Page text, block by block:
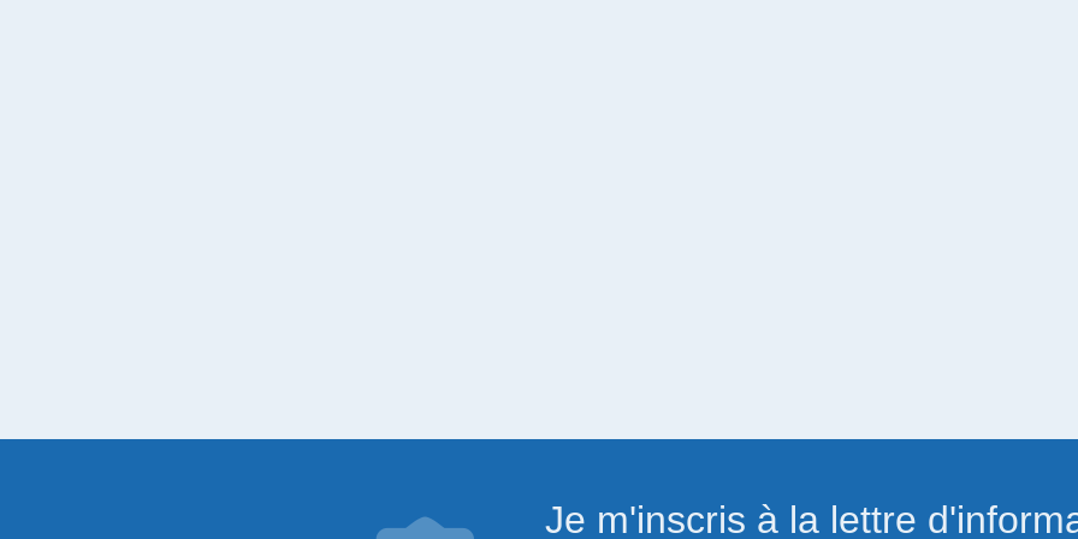
Je m'inscris à la lettre